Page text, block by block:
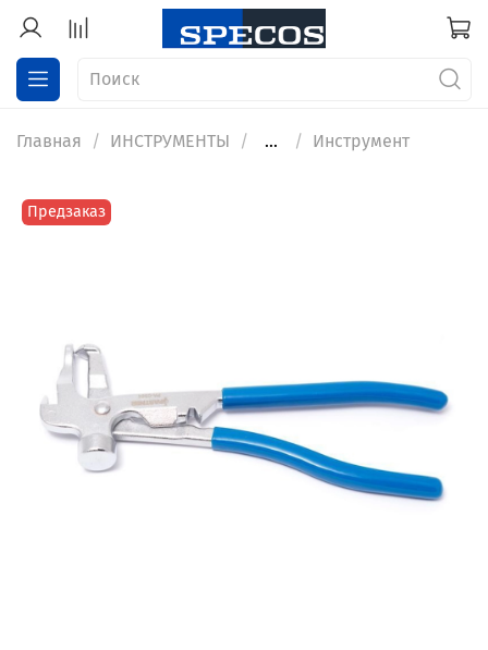
Главная ИНСТРУМЕНТЫ ... Инструмент
Предзаказ